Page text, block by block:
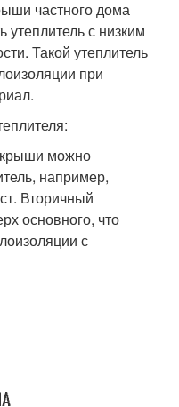
частного дома
утеплитель с низким
Такой утеплитель
при
можно
например,
Вторичный
основного, что
с